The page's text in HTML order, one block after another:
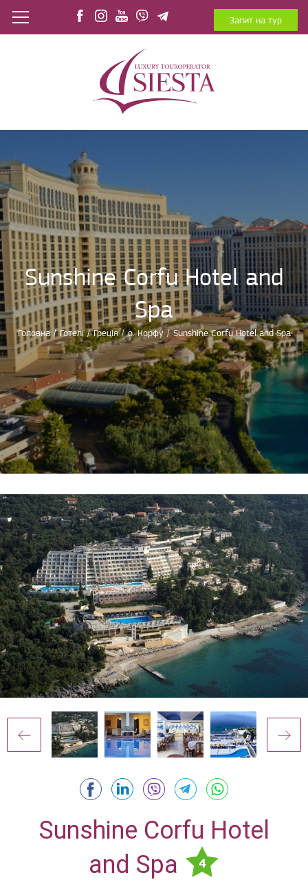
Запит на тур
Sunshine Corfu Hotel and
Spa
Головна / Готелі / Греція / o. Корфу / Sunshine Corfu Hotel and Spa
Sunshine Corfu Hotel
and Spa
4